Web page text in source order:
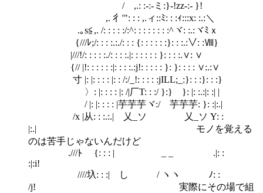
/ ,.: :-:-ミ:}-!zz-:- }!
,. 彳'": : : ,.ィ::ﾐ: : :ｨ:::x: :.:＼
.｡s≦,. /: : : : :/:^: : : : : : : :^ヾ: :.:ヾﾐｘ
{///ﾚ;/: : : :.:./: : : {: : : : : :}: : :.:∨: :Ⅷ}
|///!/: : : : :./: : : :.|: : : : : : }: : : :.∨: ∨
{// |!: : : : : :|: : : :.:j!: : : : : }: }: : : : ∨:.:∨
寸 |: |: : : : |: : /:/_!: : : : :jILL;_:}: : :}: : :}
〉: |: : : : |: /|厂Τ: : :/ }:} }: |: :.:|: :| |
/ |: |: : : : |芋芋芋ヾ:/ 芋芋芋: }: :|:.|
/x |从: : :.:.| 乂_ソ 乂_ソ Y: :
|:.| モノを覚える
のは苦手じゃないんだけど
.///ﾄ {: : : | _ _ .|: :
:|:i!
ゞ////圦: : :| し / ヽヽ ﾉ: :
/j! 実際にその場で組